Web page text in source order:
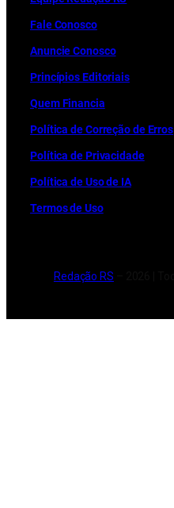
Fale Conosco
Anuncie Conosco
Princípios Editoriais
Quem Financia
Política de Correção de Erros
Política de Privacidade
Política de Uso de IA
Termos de Uso
Redação RS